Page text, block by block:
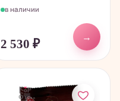
в наличии
2 530 ₽
→